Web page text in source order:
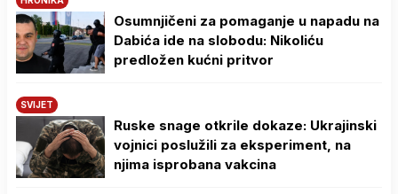
Osumnjičeni za pomaganje u napadu na
Dabića ide na slobodu: Nikoliću
predložen kućni pritvor
SVIJET
Ruske snage otkrile dokaze: Ukrajinski
vojnici poslužili za eksperiment, na
njima isprobana vakcina